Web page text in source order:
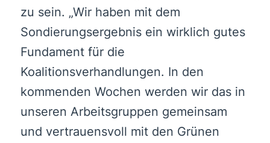
zu sein. „Wir haben mit dem
Sondierungsergebnis ein wirklich gutes
Fundament für die
Koalitionsverhandlungen. In den
kommenden Wochen werden wir das in
unseren Arbeitsgruppen gemeinsam
und vertrauensvoll mit den Grünen